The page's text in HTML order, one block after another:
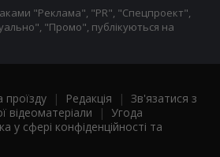
"Реклама", "PR", "Спецпроект",
"Промо", публікуються на
проїзду | Редакція | Зв'язатися з
відеоматеріали | Угода
у сфері конфіденційності та